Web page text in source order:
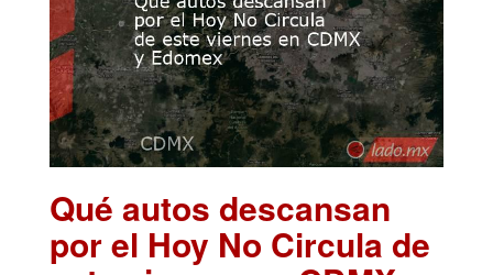
Qué autos descansan
por el Hoy No Circula de